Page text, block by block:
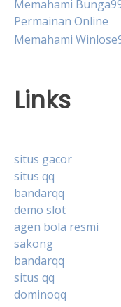
Memahami
Permainan Online
Memahami
Links
situs gacor
situs qq
bandarqq
demo slot
agen bola resmi
sakong
bandarqq
situs qq
dominoqq